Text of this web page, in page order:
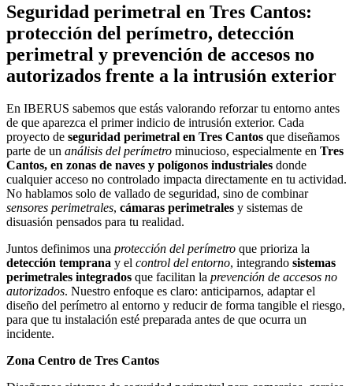
Seguridad perimetral en Tres Cantos:
protección del perímetro, detección
perimetral y prevención de accesos no
autorizados frente a la intrusión exterior
En IBERUS sabemos que estás valorando reforzar tu entorno antes
de que aparezca el primer indicio de intrusión exterior. Cada
proyecto de seguridad perimetral en Tres Cantos que diseñamos
parte de un análisis del perímetro minucioso, especialmente en Tres
Cantos, en zonas de naves y polígonos industriales donde
cualquier acceso no controlado impacta directamente en tu actividad.
No hablamos solo de vallado de seguridad, sino de combinar
sensores perimetrales, cámaras perimetrales y sistemas de
disuasión pensados para tu realidad.
Juntos definimos una protección del perímetro que prioriza la
detección temprana y el control del entorno, integrando sistemas
perimetrales integrados que facilitan la prevención de accesos no
autorizados. Nuestro enfoque es claro: anticiparnos, adaptar el
diseño del perímetro al entorno y reducir de forma tangible el riesgo,
para que tu instalación esté preparada antes de que ocurra un
incidente.
Zona Centro de Tres Cantos